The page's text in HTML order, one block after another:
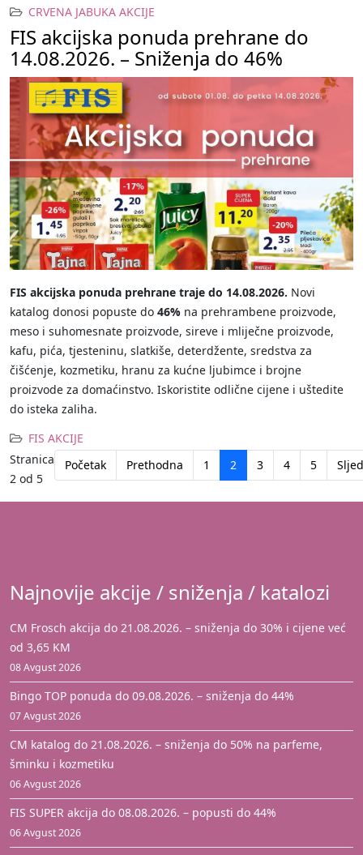
CRVENA JABUKA AKCIJE
FIS akcijska ponuda prehrane do
14.08.2026. – Sniženja do 46%
FIS akcijska ponuda prehrane traje do 14.08.2026. Novi
katalog donosi popuste do 46% na prehrambene proizvode,
meso i suhomesnate proizvode, sireve i mliječne proizvode,
kafu, pića, tjesteninu, slatkiše, deterdžente, sredstva za
čišćenje, kozmetiku, hranu za kućne ljubimce i brojne
proizvode za domaćinstvo. Iskoristite odlične cijene i uštedite
do isteka zaliha.
FIS AKCIJE
Stranica
2 od 5
Početak Prethodna 1 2 3 4 5
Najnovije akcije / sniženja / katalozi
CM Frosch akcija do 21.08.2026. – sniženja do 30% i cijene već
od 3,65 KM
08 Avgust 2026
Bingo TOP ponuda do 09.08.2026. – sniženja do 44%
07 Avgust 2026
CM katalog do 21.08.2026. – sniženja do 50% na parfeme,
šminku i kozmetiku
06 Avgust 2026
FIS SUPER akcija do 08.08.2026. – popusti do 44%
06 Avgust 2026